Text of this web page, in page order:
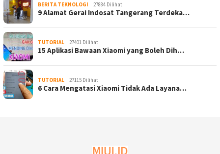
BERITA TEKNOLOGI 27884 Dilihat
9 Alamat Gerai Indosat Tangerang Terdeka…
TUTORIAL 27401 Dilihat
15 Aplikasi Bawaan Xiaomi yang Boleh Dih…
TUTORIAL 27115 Dilihat
6 Cara Mengatasi Xiaomi Tidak Ada Layana…